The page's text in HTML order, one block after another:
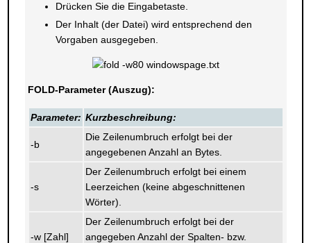
Drücken Sie die Eingabetaste.
Der Inhalt (der Datei) wird entsprechend den
Vorgaben ausgegeben.
FOLD-Parameter (Auszug):
Parameter: Kurzbeschreibung:
-b
Die Zeilenumbruch erfolgt bei der
angegebenen Anzahl an Bytes.
-s
Der Zeilenumbruch erfolgt bei einem
Leerzeichen (keine abgeschnittenen
Wörter).
-w [Zahl]
Der Zeilenumbruch erfolgt bei der
angegeben Anzahl der Spalten- bzw.